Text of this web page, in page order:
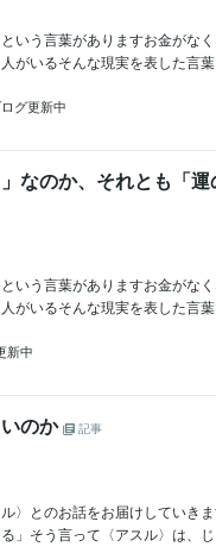
いう言葉がありますお金がな
がいるそんな現実を表した言
グ更新中
なのか、それとも「
いう言葉がありますお金がな
がいるそんな現実を表した言
新中
のか
記事
〉とのお話をお届けしていき
」そう言って〈アスル〉は、